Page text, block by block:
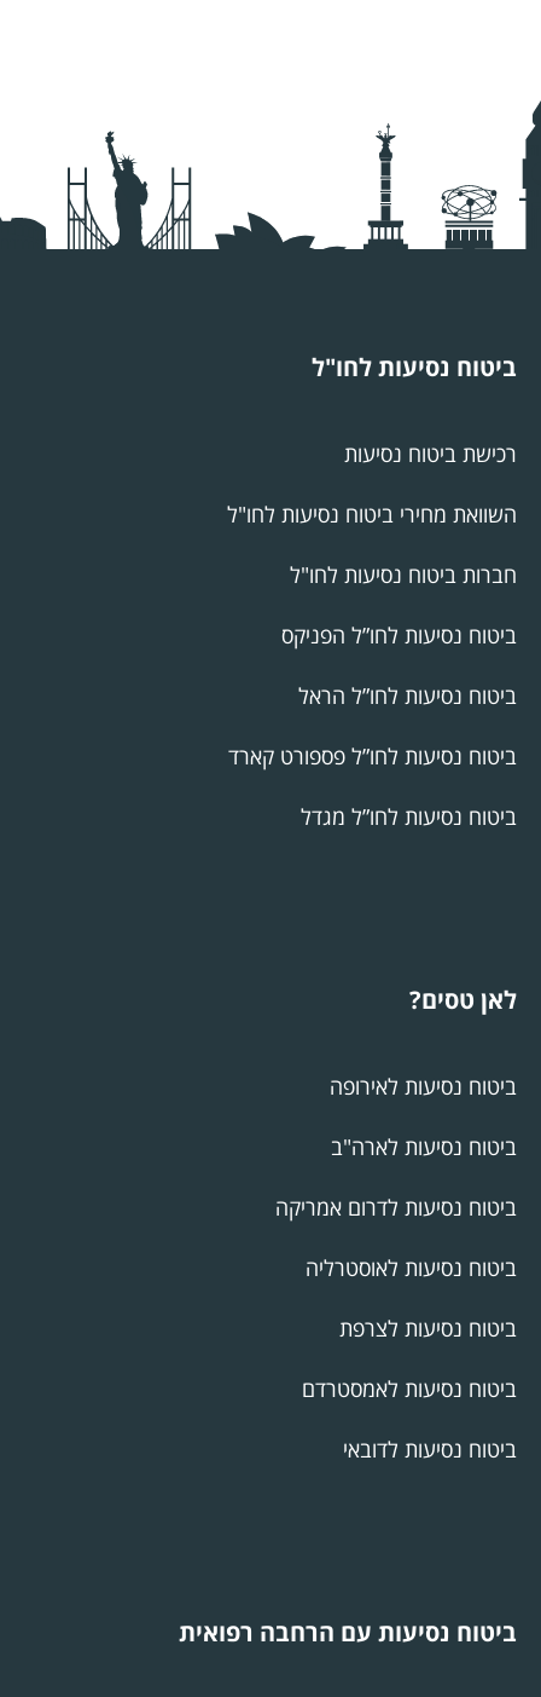
ביטוח נסיעות לחו"ל
רכישת ביטוח נסיעות
השוואת מחירי ביטוח נסיעות לחו"ל
חברות ביטוח נסיעות לחו"ל
ביטוח נסיעות לחו”ל הפניקס
ביטוח נסיעות לחו”ל הראל
ביטוח נסיעות לחו”ל פספורט קארד
ביטוח נסיעות לחו”ל מגדל
לאן טסים?
ביטוח נסיעות לאירופה
ביטוח נסיעות לארה"ב
ביטוח נסיעות לדרום אמריקה
ביטוח נסיעות לאוסטרליה
ביטוח נסיעות לצרפת
ביטוח נסיעות לאמסטרדם
ביטוח נסיעות לדובאי
ביטוח נסיעות עם הרחבה רפואית